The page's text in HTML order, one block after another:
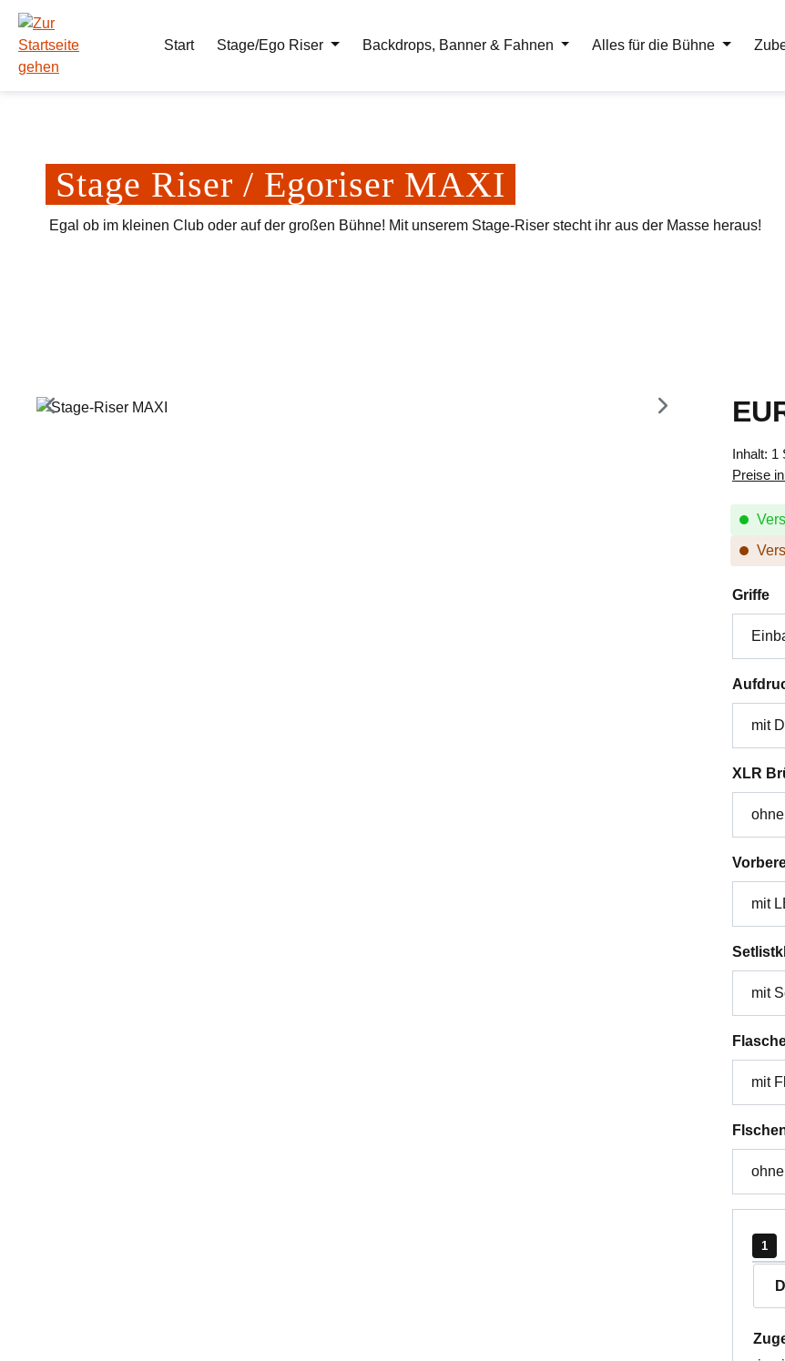
Hauptinhalt springen
Zur Suche springen
Zur Hauptnavigation springen
Start
Stage/Ego Riser Backdrops, Banner & Fahnen Alles für die Bühne
Stage Riser / Egoriser MAXI
Egal ob im kleinen Club oder auf der großen Bühne! Mit unserem Stage-Riser stecht ihr aus der Masse heraus!
Bildergalerie überspringen
Inhalt: 1
Preise
Griffe
XLR